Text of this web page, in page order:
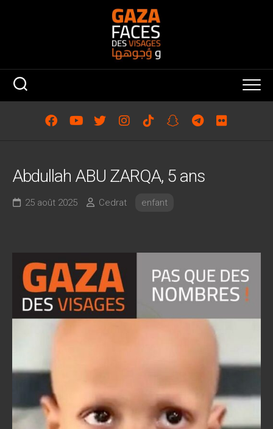
Abdullah ABU ZARQA, 5 ans
25 août 2025 Cedrat enfant